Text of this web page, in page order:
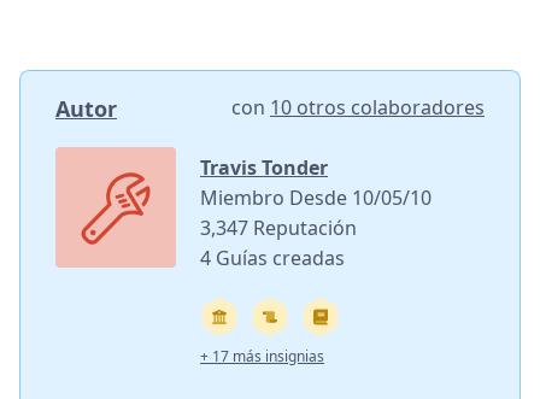
Autor con 10 otros colaboradores
Travis Tonder
Miembro Desde 10/05/10
3,347 Reputación
4 Guías creadas
+ 17 más insignias